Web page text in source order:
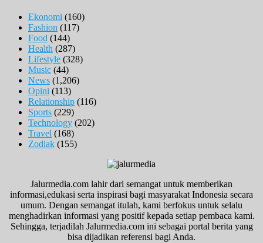
Ekonomi (160)
Fashion (117)
Food (144)
Health (287)
Lifestyle (328)
Music (44)
News (1,206)
Opini (113)
Relationship (116)
Sports (229)
Technology (202)
Travel (168)
Zodiak (155)
Jalurmedia.com lahir dari semangat untuk memberikan
informasi,edukasi serta inspirasi bagi masyarakat Indonesia secara
umum. Dengan semangat itulah, kami berfokus untuk selalu
menghadirkan informasi yang positif kepada setiap pembaca kami.
Sehingga, terjadilah Jalurmedia.com ini sebagai portal berita yang
bisa dijadikan referensi bagi Anda.